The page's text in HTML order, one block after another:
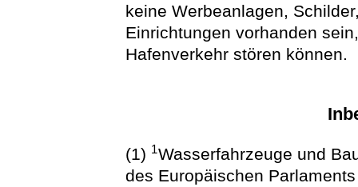
keine Werbeanlagen,
Einrichtungen vorhanden
Hafenverkehr stören können.
(1) 1Wasserfahrzeuge und
des Europäischen